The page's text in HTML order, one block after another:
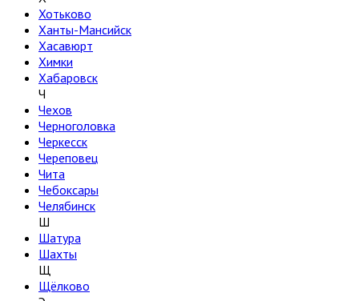
Хотьково
Ханты-Мансийск
Хасавюрт
Химки
Хабаровск
Ч
Чехов
Черноголовка
Черкесск
Череповец
Чита
Чебоксары
Челябинск
Ш
Шатура
Шахты
Щ
Щёлково